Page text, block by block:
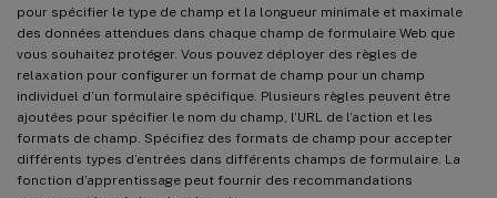
pour spécifier le type de champ et la longueur minimale et maximale
des données attendues dans chaque champ de formulaire Web que
vous souhaitez protéger. Vous pouvez déployer des règles de
relaxation pour configurer un format de champ pour un champ
individuel d’un formulaire spécifique. Plusieurs règles peuvent être
ajoutées pour spécifier le nom du champ, l’URL de l’action et les
formats de champ. Spécifiez des formats de champ pour accepter
différents types d’entrées dans différents champs de formulaire. La
fonction d’apprentissage peut fournir des recommandations